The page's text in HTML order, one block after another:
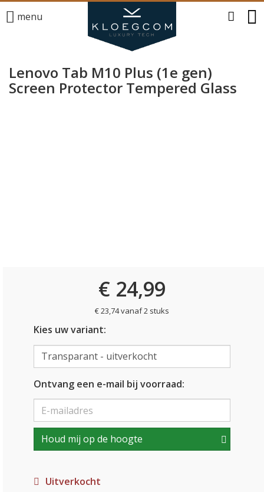
menu
Lenovo Tab M10 Plus (1e gen)
Screen Protector Tempered Glass
€ 24,99
€ 23,74 vanaf 2 stuks
Kies uw variant:
Ontvang een e-mail bij voorraad:
Houd mij op de hoogte
Uitverkocht